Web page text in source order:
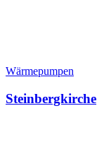
Wärmepumpen
Steinbergkirche